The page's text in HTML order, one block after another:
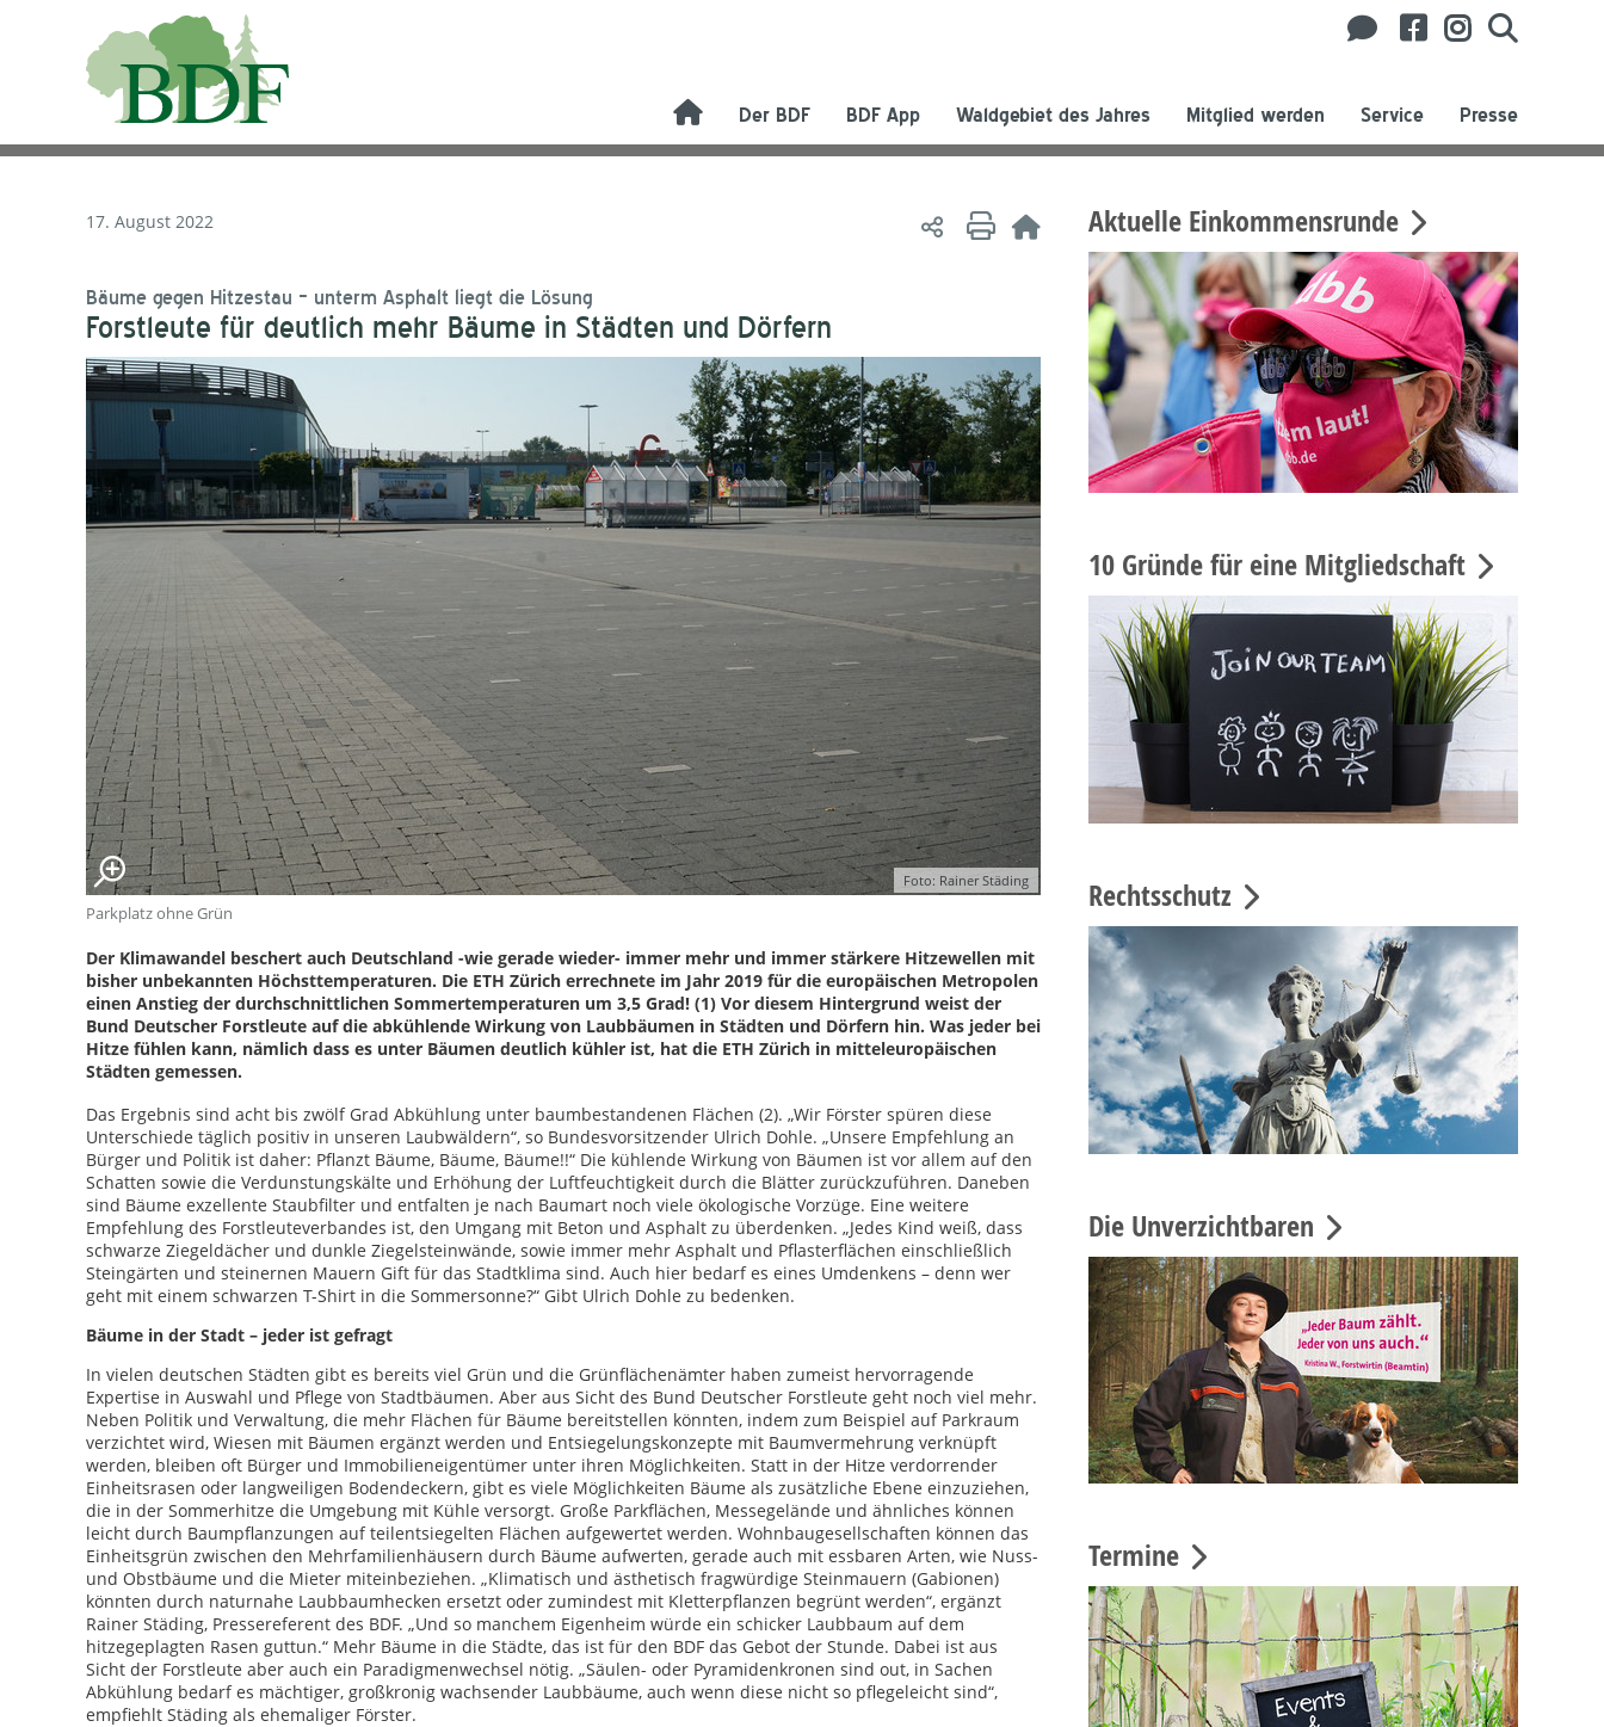
Der BDF BDF App Waldgebiet des Jahres Mitglied werden Service Presse
17. August 2022
Bäume gegen Hitzestau – unterm Asphalt liegt die Lösung
Forstleute für deutlich mehr Bäume in Städten und Dörfern
Foto: Rainer Städing
Parkplatz ohne Grün
Der Klimawandel beschert auch Deutschland -wie gerade wieder- immer mehr und immer stärkere Hitzewellen mit
bisher unbekannten Höchsttemperaturen. Die ETH Zürich errechnete im Jahr 2019 für die europäischen Metropolen
einen Anstieg der durchschnittlichen Sommertemperaturen um 3,5 Grad! (1) Vor diesem Hintergrund weist der
Bund Deutscher Forstleute auf die abkühlende Wirkung von Laubbäumen in Städten und Dörfern hin. Was jeder bei
Hitze fühlen kann, nämlich dass es unter Bäumen deutlich kühler ist, hat die ETH Zürich in mitteleuropäischen
Städten gemessen.
Das Ergebnis sind acht bis zwölf Grad Abkühlung unter baumbestandenen Flächen (2). „Wir Förster spüren diese
Unterschiede täglich positiv in unseren Laubwäldern“, so Bundesvorsitzender Ulrich Dohle. „Unsere Empfehlung an
Bürger und Politik ist daher: Pflanzt Bäume, Bäume, Bäume!!“ Die kühlende Wirkung von Bäumen ist vor allem auf den
Schatten sowie die Verdunstungskälte und Erhöhung der Luftfeuchtigkeit durch die Blätter zurückzuführen. Daneben
sind Bäume exzellente Staubfilter und entfalten je nach Baumart noch viele ökologische Vorzüge. Eine weitere
Empfehlung des Forstleuteverbandes ist, den Umgang mit Beton und Asphalt zu überdenken. „Jedes Kind weiß, dass
schwarze Ziegeldächer und dunkle Ziegelsteinwände, sowie immer mehr Asphalt und Pflasterflächen einschließlich
Steingärten und steinernen Mauern Gift für das Stadtklima sind. Auch hier bedarf es eines Umdenkens – denn wer
geht mit einem schwarzen T-Shirt in die Sommersonne?“ Gibt Ulrich Dohle zu bedenken.
Bäume in der Stadt – jeder ist gefragt
In vielen deutschen Städten gibt es bereits viel Grün und die Grünflächenämter haben zumeist hervorragende
Expertise in Auswahl und Pflege von Stadtbäumen. Aber aus Sicht des Bund Deutscher Forstleute geht noch viel mehr.
Neben Politik und Verwaltung, die mehr Flächen für Bäume bereitstellen könnten, indem zum Beispiel auf Parkraum
verzichtet wird, Wiesen mit Bäumen ergänzt werden und Entsiegelungskonzepte mit Baumvermehrung verknüpft
werden, bleiben oft Bürger und Immobilieneigentümer unter ihren Möglichkeiten. Statt in der Hitze verdorrender
Einheitsrasen oder langweiligen Bodendeckern, gibt es viele Möglichkeiten Bäume als zusätzliche Ebene einzuziehen,
die in der Sommerhitze die Umgebung mit Kühle versorgt. Große Parkflächen, Messegelände und ähnliches können
leicht durch Baumpflanzungen auf teilentsiegelten Flächen aufgewertet werden. Wohnbaugesellschaften können das
Einheitsgrün zwischen den Mehrfamilienhäusern durch Bäume aufwerten, gerade auch mit essbaren Arten, wie Nuss-
und Obstbäume und die Mieter miteinbeziehen. „Klimatisch und ästhetisch fragwürdige Steinmauern (Gabionen)
könnten durch naturnahe Laubbaumhecken ersetzt oder zumindest mit Kletterpflanzen begrünt werden“, ergänzt
Rainer Städing, Pressereferent des BDF. „Und so manchem Eigenheim würde ein schicker Laubbaum auf dem
hitzegeplagten Rasen guttun.“ Mehr Bäume in die Städte, das ist für den BDF das Gebot der Stunde. Dabei ist aus
Sicht der Forstleute aber auch ein Paradigmenwechsel nötig. „Säulen- oder Pyramidenkronen sind out, in Sachen
Abkühlung bedarf es mächtiger, großkronig wachsender Laubbäume, auch wenn diese nicht so pflegeleicht sind“,
empfiehlt Städing als ehemaliger Förster.
Aktuelle Einkommensrunde
10 Gründe für eine Mitgliedschaft
Rechtsschutz
Die Unverzichtbaren
Termine